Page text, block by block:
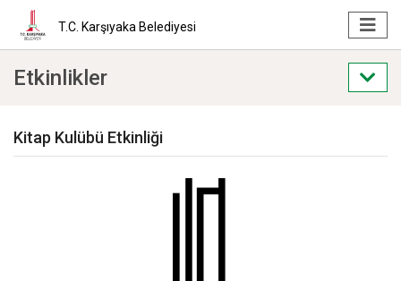
T.C. Karşıyaka Belediyesi
Etkinlikler
Kitap Kulübü Etkinliği